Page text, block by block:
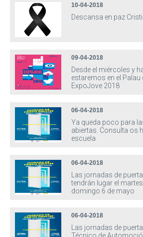
10-04-2018
Descansa en paz
09-04-2018
Desde el miércoles y
estaremos en el Palau
ExpoJove 2018
06-04-2018
Ya queda poco para
abiertas. Consulta os
escuela
06-04-2018
Las jornadas de
tendrán lugar el martes
domingo 6 de mayo
06-04-2018
Las jornadas de